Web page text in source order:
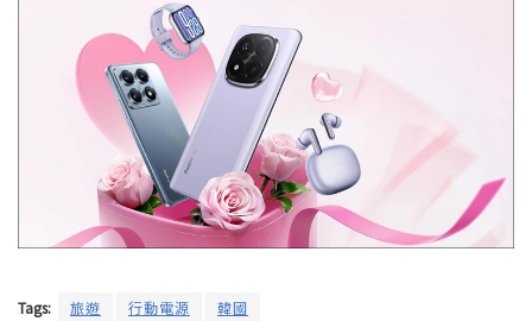
Tags: 旅遊 行動電源 韓國